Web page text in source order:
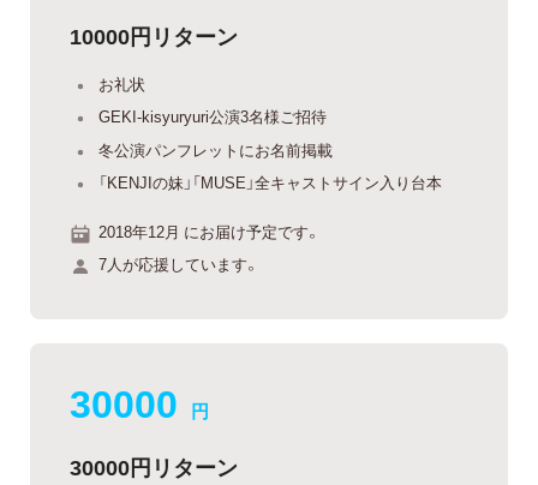
10000円リターン
お礼状
GEKI-kisyuryuri公演3名様ご招待
冬公演パンフレットにお名前掲載
「KENJIの妹」「MUSE」全キャストサイン入り台本
2018年12月 にお届け予定です。
7人が応援しています。
30000 円
30000円リターン